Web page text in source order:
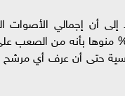
إلى أن إجمالي الأصوات
تبلغ نحو 27 % منوها بأنه من
حتى أن عرف أي